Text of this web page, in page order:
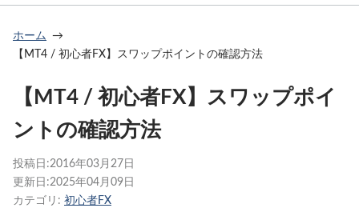
ホーム
【MT4 / 初心者FX】スワップポイントの確認方法
【MT4 / 初心者FX】スワップポイ
ントの確認方法
投稿日:2016年03月27日
更新日:2025年04月09日
カテゴリ: 初心者FX